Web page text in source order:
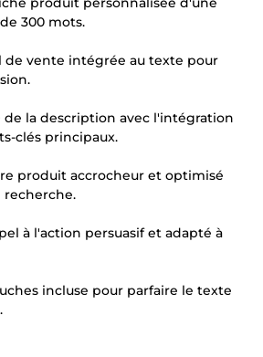
300 mots.
de vente intégrée au texte pour
de la description avec l'intégration
clés principaux.
produit accrocheur et optimisé
recherche.
à l'action persuasif et adapté à
incluse pour parfaire le texte